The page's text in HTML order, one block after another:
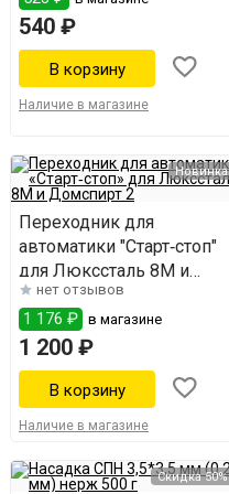
540 ₽
Наличие в магазине
Новинка
Переходник для
автоматики "Старт‑стоп"
для Люкссталь 8М и
Домспирт 2
нет отзывов
1 176 ₽ в магазине
1 200 ₽
Наличие в магазине
Скидка 50%